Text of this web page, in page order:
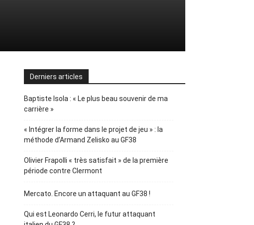
Derniers articles
Baptiste Isola : « Le plus beau souvenir de ma
carrière »
« Intégrer la forme dans le projet de jeu » : la
méthode d’Armand Zelisko au GF38
Olivier Frapolli « très satisfait » de la première
période contre Clermont
Mercato. Encore un attaquant au GF38 !
Qui est Leonardo Cerri, le futur attaquant